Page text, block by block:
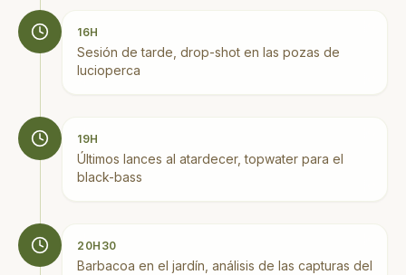
16H
Sesión de tarde, drop-shot en las pozas de
lucioperca
19H
Últimos lances al atardecer, topwater para el
black-bass
20H30
Barbacoa en el jardín, análisis de las capturas del